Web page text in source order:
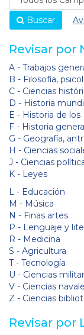
Buscar
Revisar por
A - Trabajos
B - Filosofía,
C - Ciencias
D - Historia
E - Historia de
F - Historia
G - Geografía,
H - Ciencias
J - Ciencias
K - Leyes
L - Educación
M - Música
N - Finas artes
P - Lenguaje y
R - Medicina
S - Agricultura
T - Tecnología
U - Ciencias
V - Ciencias
Z - Ciencias
Revisar por